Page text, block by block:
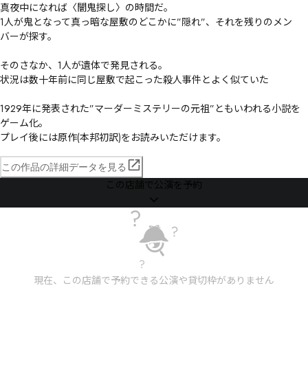
真夜中になれば〈闇鬼探し〉の時間だ。
1人が鬼となって真っ暗な屋敷のどこかに”隠れ”、それを残りのメン
バーが探す。
そのさなか、1人が遺体で発見される。
状況は数十年前に同じ屋敷で起こった殺人事件とよく似ていた――
1929年に発表された”マーダーミステリーの元祖”ともいわれる小説を
ゲーム化。
プレイ後には原作(本邦初訳)をお読みいただけます。
この作品の詳細データを見る
この店舗で公演を予約
現在、この店舗で予約できる公演や貸切枠がありません